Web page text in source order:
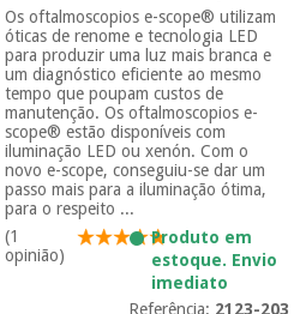
Os oftalmoscopios e-scope® utilizam
óticas de renome e tecnologia LED
para produzir uma luz mais branca e
um diagnóstico eficiente ao mesmo
tempo que poupam custos de
manutenção. Os oftalmoscopios e-
scope® estão disponíveis com
iluminação LED ou xenón. Com o
novo e-scope, conseguiu-se dar um
passo mais para a iluminação ótima,
para o respeito ...
(1
opinião)
Produto em
estoque. Envio
imediato
Referência: 2123-203